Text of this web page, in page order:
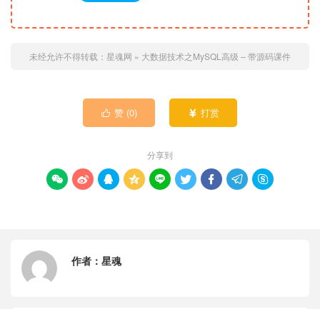
未经允许不得转载： 星魂网 » 大数据技术之MySQL高级 – 带源码课件
 赞 (0)  打赏
分享到
        
作者： 星魂